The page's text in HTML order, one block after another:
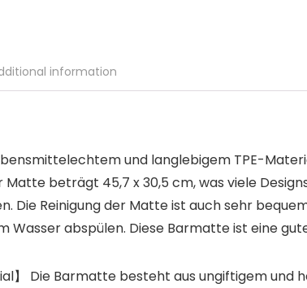
information
und langlebigem TPE-
Matte beträgt 45,7 x 30,5 cm, was viele
Die Reinigung der Matte ist auch sehr
Wasser abspülen. Diese Barmatte ist eine
】 Die Barmatte besteht aus ungiftigem